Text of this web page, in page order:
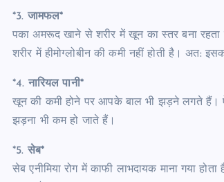
*3. जामफल*
पका अमरूद खाने से शरीर में खून का स्‍तर बना
शरीर में हीमोग्‍लोबीन की कमी नहीं होती है। अत:
*4. नारियल पानी*
खून की कमी होने पर आपके बाल भी झड़ने लगते हैं।
झड़ना भी कम हो जाते हैं।
*5. सेब*
सेब एनीमिया रोग में काफी लाभदायक माना गया